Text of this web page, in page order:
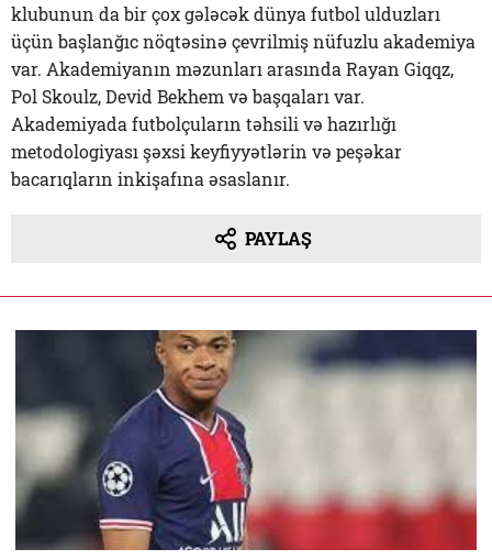
klubunun da bir çox gələcək dünya futbol ulduzları
üçün başlanğıc nöqtəsinə çevrilmiş nüfuzlu akademiya
var. Akademiyanın məzunları arasında Rayan Giqqz,
Pol Skoulz, Devid Bekhem və başqaları var.
Akademiyada futbolçuların təhsili və hazırlığı
metodologiyası şəxsi keyfiyyətlərin və peşəkar
bacarıqların inkişafına əsaslanır.
PAYLAŞ